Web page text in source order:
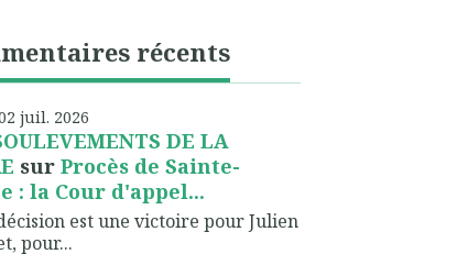
récents
juil. 2026
DE LA
sur Procès de Sainte-
: la Cour d'appel...
est une victoire pour Julien
pour...